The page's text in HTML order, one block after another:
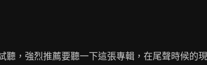
聽，強烈推薦要聽一下這張專輯，在尾聲時候的